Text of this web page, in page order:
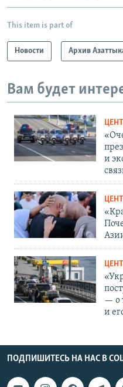
This item is part of
Новости Архив
Вам будет
и
— о
и
ПОДПИШИТЕСЬ НА НАС В